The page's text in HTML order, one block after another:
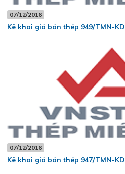
07/12/2016
Kê khai giá bán thép 949/TMN-KD
07/12/2016
Kê khai giá bán thép 947/TMN-KD